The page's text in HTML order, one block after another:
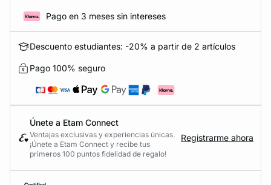
Pago en 3 meses sin intereses
Descuento estudiantes: -20% a partir de 2 artículos
Pago 100% seguro
Únete a Etam Connect
Ventajas exclusivas y experiencias únicas.
¡Únete a Etam Connect y recibe tus
primeros 100 puntos fidelidad de regalo!
Registrarme ahora